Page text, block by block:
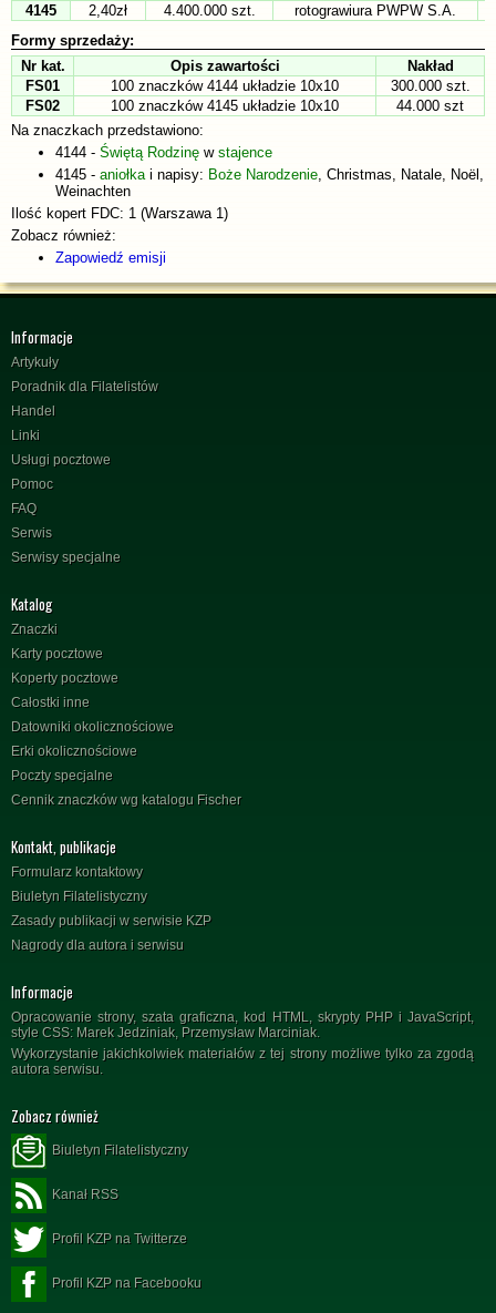
4145
2,40zł 4.400.000 szt. rotograwiura PWPW S.A.
Formy sprzedaży:
Nr kat.
Opis zawartości
Nakład
FS01
100 znaczków 4144 układzie 10x10
300.000 szt.
FS02
100 znaczków 4145 układzie 10x10
44.000 szt
Na znaczkach przedstawiono:
4144 - Świętą Rodzinę w stajence
4145 - aniołka i napisy: Boże Narodzenie , Christmas, Natale, Noël,
Weinachten
Ilość kopert FDC: 1 (Warszawa 1)
Zobacz również:
Zapowiedź emisji
Informacje
Artykuły
Poradnik dla Filatelistów
Handel
Linki
Usługi pocztowe
Pomoc
FAQ
Serwis
Serwisy specjalne
Katalog
Znaczki
Karty pocztowe
Koperty pocztowe
Całostki inne
Datowniki okolicznościowe
Erki okolicznościowe
Poczty specjalne
Cennik znaczków wg katalogu Fischer
Kontakt, publikacje
Formularz kontaktowy
Biuletyn Filatelistyczny
Zasady publikacji w serwisie KZP
Nagrody dla autora i serwisu
Informacje
Opracowanie strony, szata graficzna, kod HTML, skrypty PHP i JavaScript,
style CSS: Marek Jedziniak, Przemysław Marciniak.
Wykorzystanie jakichkolwiek materiałów z tej strony możliwe tylko za zgodą
autora serwisu.
Zobacz również
Biuletyn Filatelistyczny
Kanał RSS
Profil KZP na Twitterze
Profil KZP na Facebooku